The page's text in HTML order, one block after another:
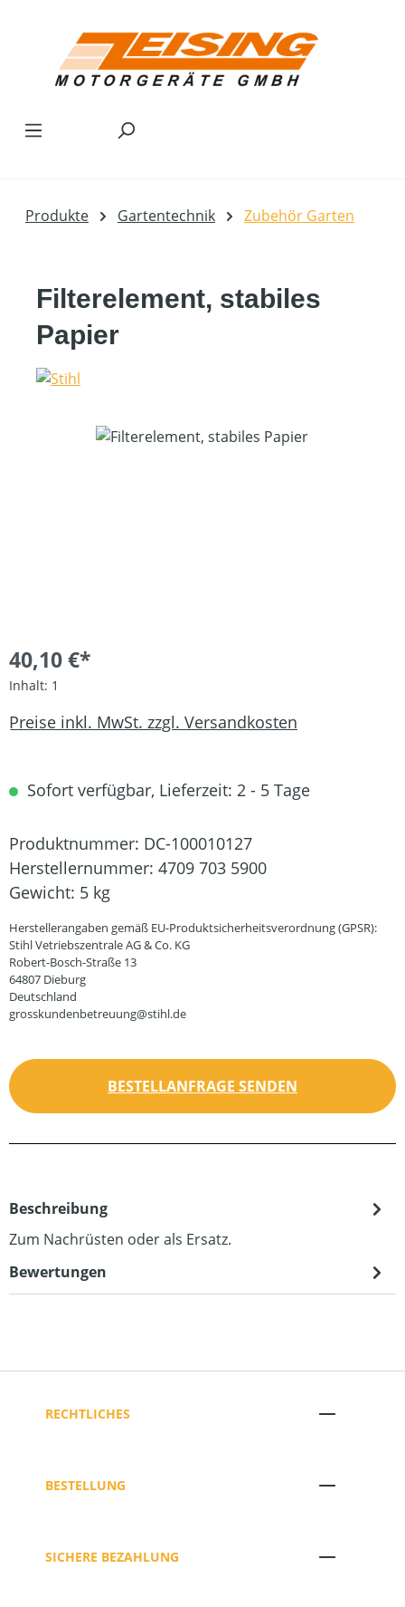
Produkte Gartentechnik Zubehör Garten
Filterelement, stabiles
Papier
Bildergalerie überspringen
40,10 €*
Inhalt: 1
Preise inkl. MwSt. zzgl. Versandkosten
Sofort verfügbar, Lieferzeit: 2 - 5 Tage
Produktnummer: DC-100010127
Herstellernummer: 4709 703 5900
Gewicht: 5 kg
Herstellerangaben gemäß EU-Produktsicherheitsverordnung (GPSR):
Stihl Vetriebszentrale AG & Co. KG
Robert-Bosch-Straße 13
64807 Dieburg
Deutschland
grosskundenbetreuung@stihl.de
BESTELLANFRAGE SENDEN
Beschreibung
Zum Nachrüsten oder als Ersatz.
Bewertungen
RECHTLICHES
BESTELLUNG
SICHERE BEZAHLUNG